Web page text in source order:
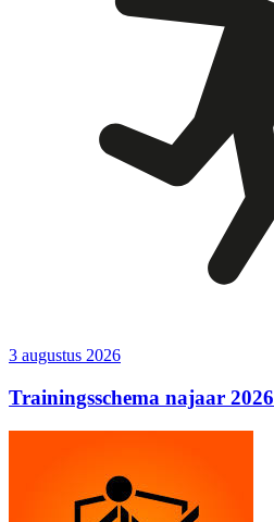
3 augustus 2026
Trainingsschema najaar 2026